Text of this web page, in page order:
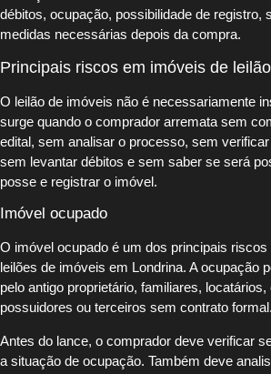
débitos, ocupação, possibilidade de registro,
medidas necessárias depois da compra.
Principais riscos em imóveis de
O leilão de imóveis não é necessariamente
surge quando o comprador arremata sem
edital, sem analisar o processo, sem
sem levantar débitos e sem saber se será
posse e registrar o imóvel.
Imóvel ocupado
O imóvel ocupado é um dos principais riscos
leilões de imóveis em Londrina. A ocupação
pelo antigo proprietário, familiares,
possuidores ou terceiros sem contrato formal.
Antes do lance, o comprador deve verificar
a situação de ocupação. Também deve